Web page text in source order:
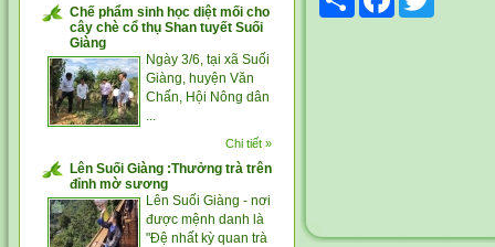
Chế phẩm sinh học diệt mối cho
cây chè cổ thụ Shan tuyết Suối
Giàng
Ngày 3/6, tại xã Suối
Giàng, huyện Văn
Chấn, Hội Nông dân
...
Chi tiết »
Lên Suối Giàng :Thưởng trà trên
đỉnh mờ sương
Lên Suối Giàng - nơi
được mệnh danh là
"Đệ nhất kỳ quan trà